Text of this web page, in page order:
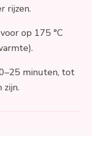
rijzen.
op 175 °C
minuten, tot
zijn.